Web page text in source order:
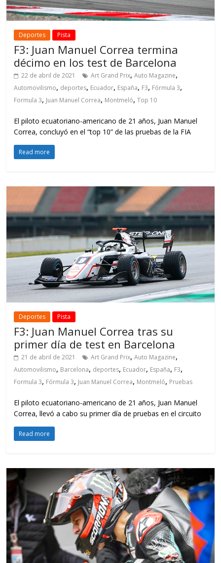
Deportes Pista
F3: Juan Manuel Correa termina
décimo en los test de Barcelona
22 de abril de 2021 Art Grand Prix,Auto Magazine,
Automovilismo, deportes, Ecuador, España, F3, Fórmula 3,
Formula 3, Juan Manuel Correa, Montmeló,Top 10
El piloto ecuatoriano-americano de 21 años, Juan Manuel
Correa, concluyó en el “top 10” de las pruebas de la FIA
Read more
Deportes Pista
F3: Juan Manuel Correa tras su
primer día de test en Barcelona
21 de abril de 2021 Art Grand Prix,Auto Magazine,
Automovilismo, Barcelona, deportes, Ecuador, España, F3,
Formula 3, Fórmula 3, Juan Manuel Correa, Montmeló, Pruebas
El piloto ecuatoriano-americano de 21 años, Juan Manuel
Correa, llevó a cabo su primer día de pruebas en el circuito
Read more